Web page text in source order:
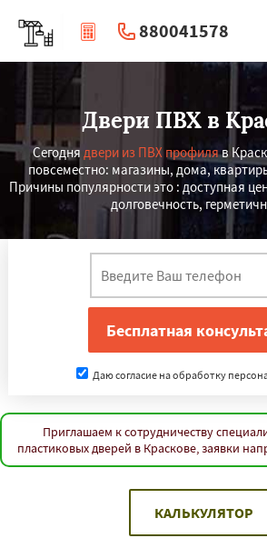
880041578
| Перезвоните
Двери ПВХ в
Сегодня двери из ПВХ профиляв
повсеместно: магазины, дома,
Причины популярности это : доступная
долговечность,
Даю согласие на обработку
Приглашаем к сотрудничеству
пластиковых дверей в Краскове, заявки
КАЛЬКУЛЯТОР